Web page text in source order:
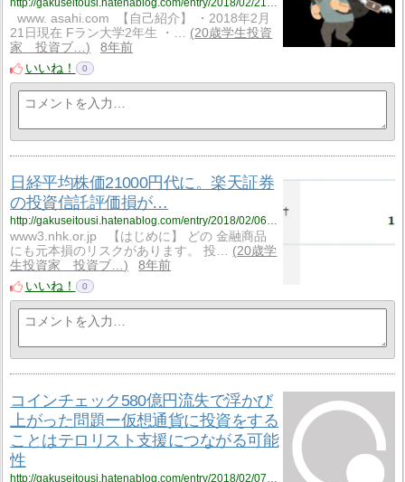
www. asahi.com 【自己紹介】 ・2018年2月
21日現在 Fラン大学2年生 ・…
20歳学生投資
家 投資ブ…
8年前
いいね！
0
日経平均株価21000円代に。楽天証券
の投資信託評価損が…
www3.nhk.or.jp 【はじめに】 どの 金融商品
にも元本損のリスクがあります。 投…
20歳学
生投資家 投資ブ…
8年前
いいね！
0
コインチェック580億円流失で浮かび
上がった問題ー仮想通貨に投資をする
ことはテロリスト支援につながる可能
性